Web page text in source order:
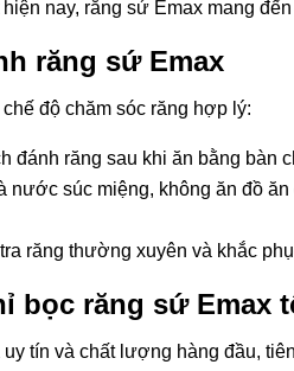
nay, răng sứ Emax mang
răng sứ Emax
độ chăm sóc răng hợp lý:
đánh răng sau khi ăn bằng bàn
nước súc miệng, không ăn đồ
răng thường xuyên và khắc
bọc răng sứ Emax
tín và chất lượng hàng đầu,